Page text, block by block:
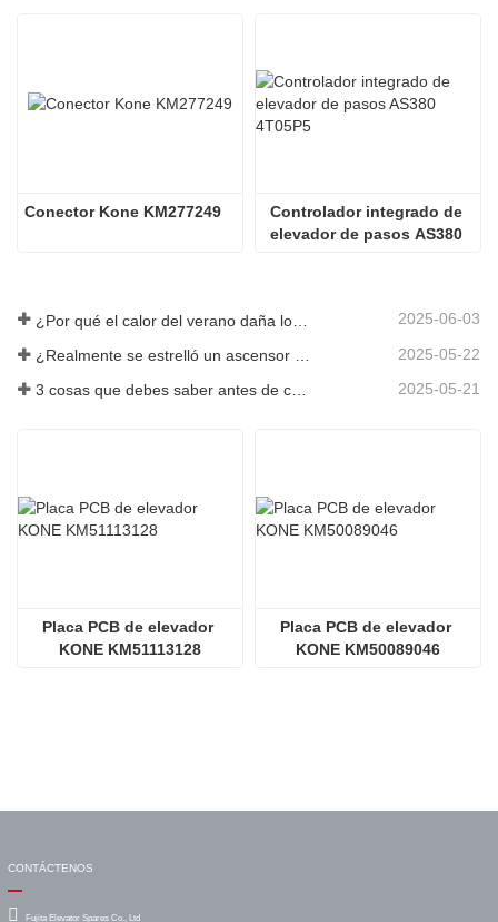
Conector Kone KM277249
Controlador integrado de
elevador de pasos AS380
2025-06-03
2025-05-22
3 cosas que debes saber antes de comprar un ascensor 2025-05-21
Placa PCB de elevador
KONE KM51113128
Placa PCB de elevador
KONE KM50089046
CONTÁCTENOS
Fujita Elevator Spares Co., Ltd